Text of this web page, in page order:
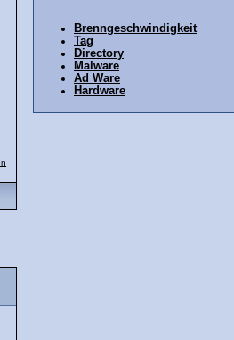
Brenngeschwindigkeit
Tag
Directory
Malware
Ad Ware
Hardware